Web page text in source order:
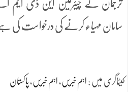
ترجمان نے چیئرمین این ڈی ایم
سامان مہیاء کرنے کی درخواست کی
کیٹاگری میں : اہم خبریں ، اہم خبریں ، پاکستان